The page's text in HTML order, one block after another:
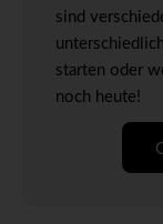
sind
starten oder
noch heute!